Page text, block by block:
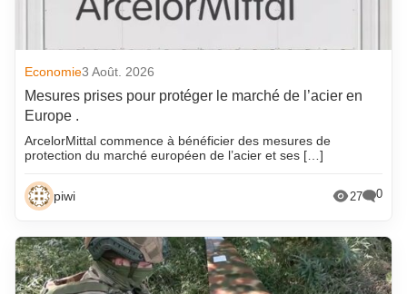
Economie3 Août. 2026
Mesures prises pour protéger le marché de l’acier en
Europe .
ArcelorMittal commence à bénéficier des mesures de
protection du marché européen de l’acier et ses […]
piwi 27 0